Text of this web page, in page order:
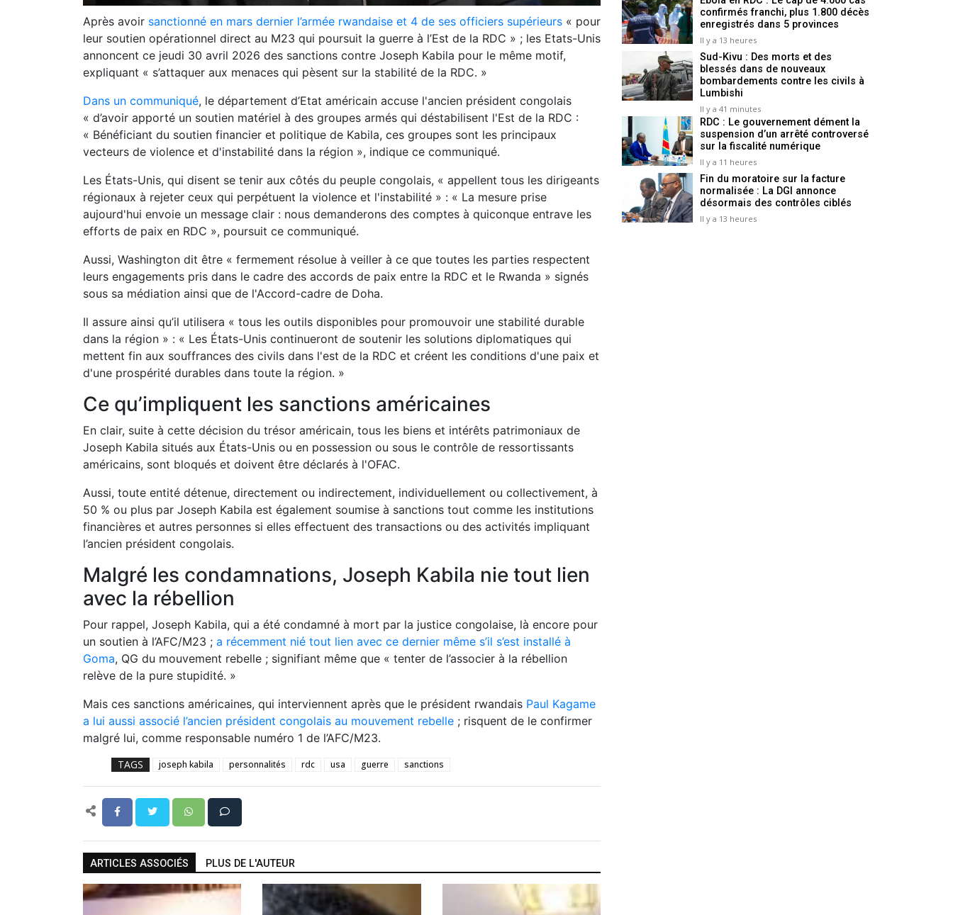
Après avoir sanctionné en mars dernier l’armée rwandaise et 4 de ses officiers supérieurs « pour
leur soutien opérationnel direct au M23 qui poursuit la guerre à l’Est de la RDC » ; les Etats-Unis
annoncent ce jeudi 30 avril 2026 des sanctions contre Joseph Kabila pour le même motif,
expliquant « s’attaquer aux menaces qui pèsent sur la stabilité de la RDC. »
Dans un communiqué, le département d’Etat américain accuse l'ancien président congolais
« d’avoir apporté un soutien matériel à des groupes armés qui déstabilisent l'Est de la RDC :
« Bénéficiant du soutien financier et politique de Kabila, ces groupes sont les principaux
vecteurs de violence et d'instabilité dans la région », indique ce communiqué.
Les États-Unis, qui disent se tenir aux côtés du peuple congolais, « appellent tous les dirigeants
régionaux à rejeter ceux qui perpétuent la violence et l'instabilité » : « La mesure prise
aujourd'hui envoie un message clair : nous demanderons des comptes à quiconque entrave les
efforts de paix en RDC », poursuit ce communiqué.
Aussi, Washington dit être « fermement résolue à veiller à ce que toutes les parties respectent
leurs engagements pris dans le cadre des accords de paix entre la RDC et le Rwanda » signés
sous sa médiation ainsi que de l'Accord-cadre de Doha.
Il assure ainsi qu’il utilisera « tous les outils disponibles pour promouvoir une stabilité durable
dans la région » : « Les États-Unis continueront de soutenir les solutions diplomatiques qui
mettent fin aux souffrances des civils dans l'est de la RDC et créent les conditions d'une paix et
d'une prospérité durables dans toute la région. »
Ce qu’impliquent les sanctions américaines
En clair, suite à cette décision du trésor américain, tous les biens et intérêts patrimoniaux de
Joseph Kabila situés aux États-Unis ou en possession ou sous le contrôle de ressortissants
américains, sont bloqués et doivent être déclarés à l'OFAC.
Aussi, toute entité détenue, directement ou indirectement, individuellement ou collectivement, à
50 % ou plus par Joseph Kabila est également soumise à sanctions tout comme les institutions
financières et autres personnes si elles effectuent des transactions ou des activités impliquant
l’ancien président congolais.
Malgré les condamnations, Joseph Kabila nie tout lien
avec la rébellion
Pour rappel, Joseph Kabila, qui a été condamné à mort par la justice congolaise, là encore pour
un soutien à l’AFC/M23 ; a récemment nié tout lien avec ce dernier même s’il s’est installé à
Goma, QG du mouvement rebelle ; signifiant même que « tenter de l’associer à la rébellion
relève de la pure stupidité. »
Mais ces sanctions américaines, qui interviennent après que le président rwandais Paul Kagame
a lui aussi associé l’ancien président congolais au mouvement rebelle ; risquent de le confirmer
malgré lui, comme responsable numéro 1 de l’AFC/M23.
TAGS joseph kabila personnalités rdc usa guerre sanctions
ARTICLES ASSOCIÉS PLUS DE L'AUTEUR
confirmés franchi, plus 1.800 décès
enregistrés dans 5 provinces
Il y a 13 heures
Sud-Kivu : Des morts et des
blessés dans de nouveaux
bombardements contre les civils à
Lumbishi
Il y a 41 minutes
RDC : Le gouvernement dément la
suspension d’un arrêté controversé
sur la fiscalité numérique
Il y a 11 heures
Fin du moratoire sur la facture
normalisée : La DGI annonce
désormais des contrôles ciblés
Il y a 13 heures